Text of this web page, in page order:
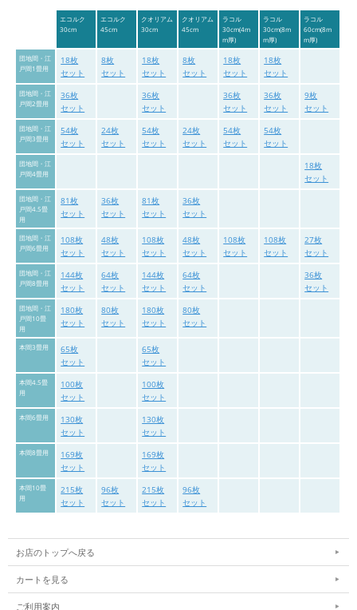
エコルク
30cm
エコルク
45cm
クオリアム
30cm
クオリアム
45cm
ラコル
30cm(4m
m厚)
ラコル
30cm(8m
m厚)
ラコル
60cm(8m
m厚)
団地間・江
戸間1畳用
18枚
セット
8枚
セット
18枚
セット
8枚
セット
18枚
セット
18枚
セット
団地間・江
戸間2畳用
36枚
セット
36枚
セット
36枚
セット
36枚
セット
9枚
セット
団地間・江
戸間3畳用
54枚
セット
24枚
セット
54枚
セット
24枚
セット
54枚
セット
54枚
セット
団地間・江
戸間4畳用
18枚
セット
団地間・江
戸間4.5畳
用
81枚
セット
36枚
セット
81枚
セット
36枚
セット
団地間・江
戸間6畳用
108枚
セット
48枚
セット
108枚
セット
48枚
セット
108枚
セット
108枚
セット
27枚
セット
団地間・江
戸間8畳用
144枚
セット
64枚
セット
144枚
セット
64枚
セット
36枚
セット
団地間・江
戸間10畳
用
180枚
セット
80枚
セット
180枚
セット
80枚
セット
本間3畳用
65枚
セット
65枚
セット
本間4.5畳
用
100枚
セット
100枚
セット
本間6畳用
130枚
セット
130枚
セット
本間8畳用
169枚
セット
169枚
セット
本間10畳
用
215枚
セット
96枚
セット
215枚
セット
96枚
セット
お店のトップへ戻る
カートを見る
ご利用案内